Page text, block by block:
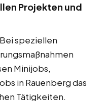
Projekten und
speziellen
Minijobs,
in Rauenberg das
Tätigkeiten.